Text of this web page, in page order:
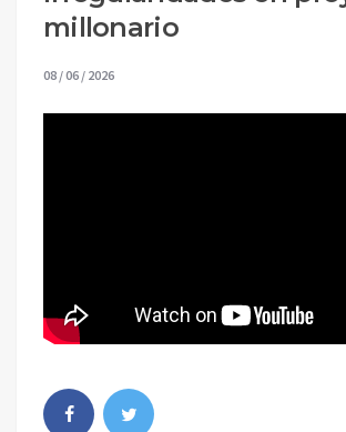
millonario
08 / 06 / 2026